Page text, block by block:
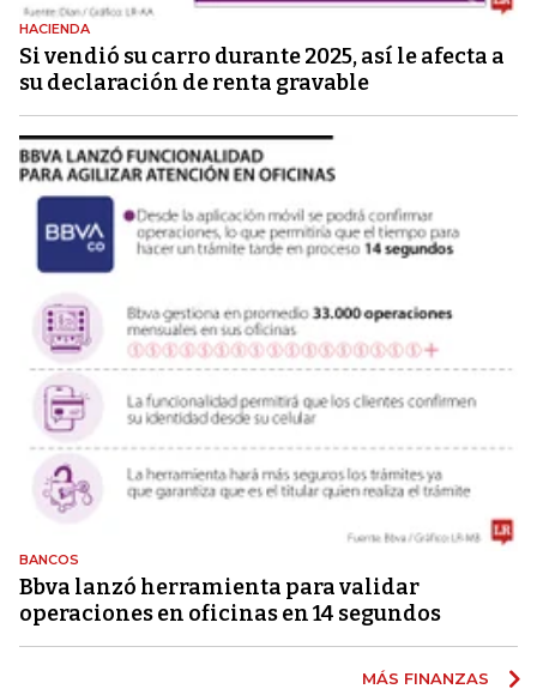
HACIENDA
Si vendió su carro durante 2025, así le afecta a
su declaración de renta gravable
BANCOS
Bbva lanzó herramienta para validar
operaciones en oficinas en 14 segundos
MÁS FINANZAS